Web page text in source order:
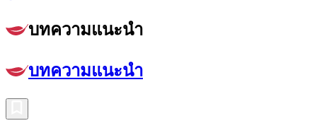
บทความแนะนำ
บทความแนะนำ